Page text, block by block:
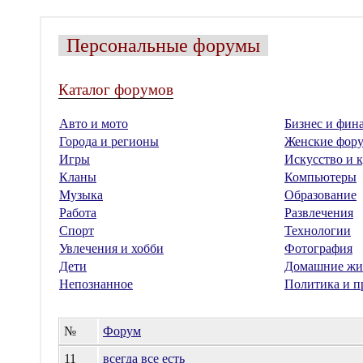
Персональные форумы
Каталог форумов
Авто и мото
Бизнес и
Города и регионы
Женские
Игры
Искусство и
Кланы
Компьютеры
Музыка
Образование
Работа
Развлечения
Спорт
Технологии
Увлечения и хобби
Фотография
Дети
Домашние
Непознанное
Политика и
№
Форум
11
всегда все есть